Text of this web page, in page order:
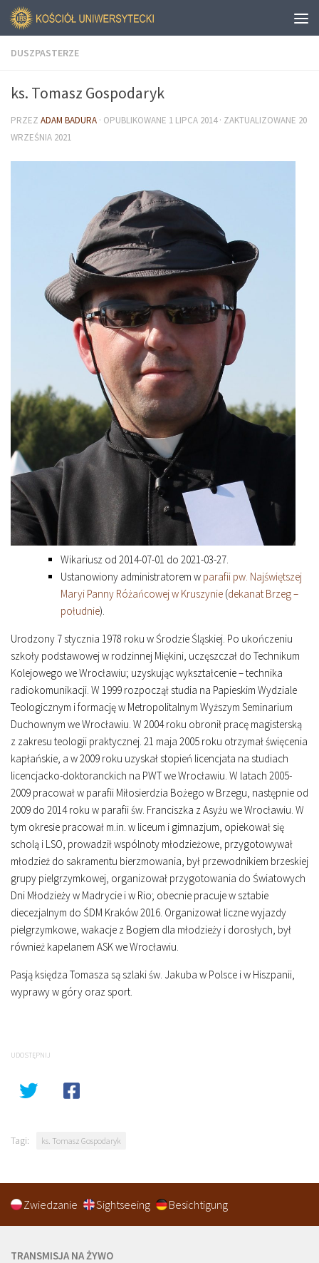
DUSZPASTERZE
ks. Tomasz Gospodaryk
PRZEZ ADAM BADURA · OPUBLIKOWANE 1 LIPCA 2014· ZAKTUALIZOWANE 20
WRZEŚNIA 2021
Wikariusz od 2014-07-01 do 2021-03-27.
Ustanowiony administratorem w parafii pw. Najświętszej
Maryi Panny Różańcowej w Kruszynie (dekanat Brzeg –
południe).
Urodzony 7 stycznia 1978 roku w Środzie Śląskiej. Po ukończeniu
szkoły podstawowej w rodzinnej Miękini, uczęszczał do Technikum
Kolejowego we Wrocławiu; uzyskując wykształcenie – technika
radiokomunikacji. W 1999 rozpoczął studia na Papieskim Wydziale
Teologicznym i formację w Metropolitalnym Wyższym Seminarium
Duchownym we Wrocławiu. W 2004 roku obronił pracę magisterską
z zakresu teologii praktycznej. 21 maja 2005 roku otrzymał święcenia
kapłańskie, a w 2009 roku uzyskał stopień licencjata na studiach
licencjacko-doktoranckich na PWT we Wrocławiu. W latach 2005-
2009 pracował w parafii Miłosierdzia Bożego w Brzegu, następnie od
2009 do 2014 roku w parafii św. Franciszka z Asyżu we Wrocławiu. W
tym okresie pracował m.in. w liceum i gimnazjum, opiekował się
scholą i LSO, prowadził wspólnoty młodzieżowe, przygotowywał
młodzież do sakramentu bierzmowania, był przewodnikiem brzeskiej
grupy pielgrzymkowej, organizował przygotowania do Światowych
Dni Młodzieży w Madrycie i w Rio; obecnie pracuje w sztabie
diecezjalnym do ŚDM Kraków 2016. Organizował liczne wyjazdy
pielgrzymkowe, wakacje z Bogiem dla młodzieży i dorosłych, był
również kapelanem ASK we Wrocławiu.
Pasją księdza Tomasza są szlaki św. Jakuba w Polsce i w Hiszpanii,
wyprawy w góry oraz sport.
UDOSTĘPNIJ
Tagi: ks. Tomasz Gospodaryk
Zwiedzanie Sightseeing Besichtigung
TRANSMISJA NA ŻYWO